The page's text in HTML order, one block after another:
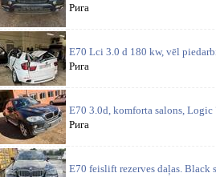
Рига
E70 Lci 3.0 d 180 kw, vēl
Рига
E70 3.0d, komforta salons,
Рига
E70 feislift rezerves daļas.